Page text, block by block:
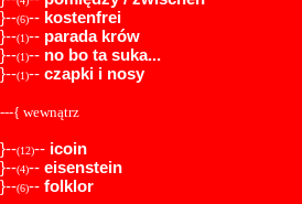
}--(6)-- kostenfrei
}--(1)-- parada krów
}--(1)-- no bo ta suka...
}--(1)-- czapki i nosy
---{ wewnątrz
}--(12)-- icoin
}--(4)-- eisenstein
}--(6)-- folklor